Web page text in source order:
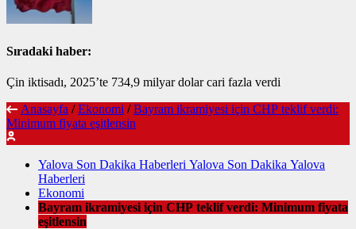
Sıradaki haber:
Çin iktisadı, 2025’te 734,9 milyar dolar cari fazla verdi
Anasayfa / Ekonomi / Bayram ikramiyesi için CHP teklif verdi:
Minimum fiyata eşitlensin
Yalova Son Dakika Haberleri Yalova Son Dakika Yalova
Haberleri
Ekonomi
Bayram ikramiyesi için CHP teklif verdi: Minimum fiyata
eşitlensin